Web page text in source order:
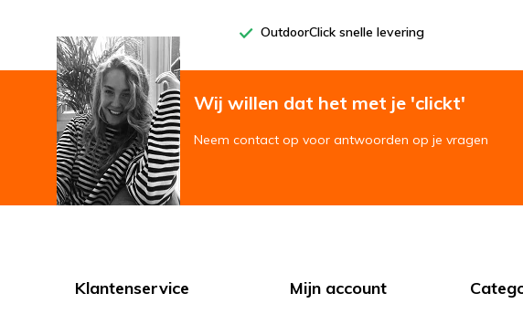
OutdoorClick snelle levering
Wij willen dat het met je 'clickt'
Neem contact op voor antwoorden op je vragen
Klantenservice Mijn account